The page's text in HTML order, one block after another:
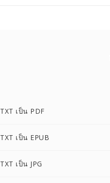
TXT เป็น PDF
TXT เป็น EPUB
TXT เป็น JPG